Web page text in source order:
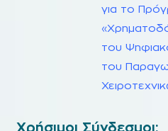
για το
του
του
Χρήσιμοι Σύνδεσμοι: